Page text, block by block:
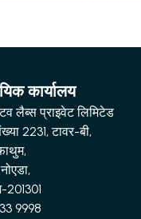
कार्यालय
लैब्स प्राइवेट लिमिटेड
2231, टावर-बी,
201301
9998